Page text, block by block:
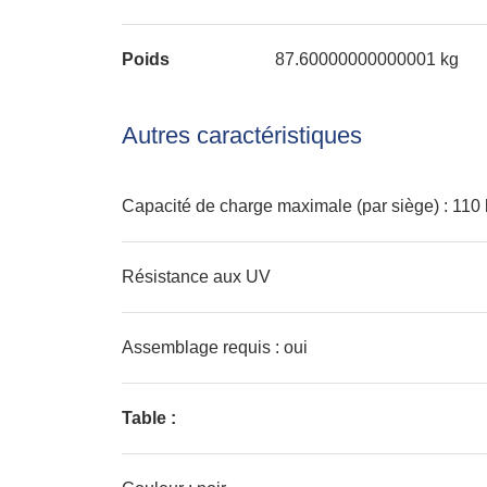
Poids 87.60000000000001 kg
Autres caractéristiques
Capacité de charge maximale (par siège) : 110
Résistance aux UV
Assemblage requis : oui
Table :